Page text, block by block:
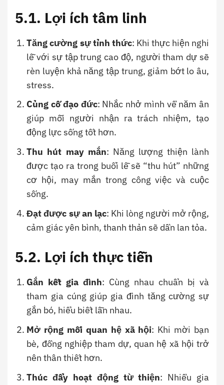
5.1. Lợi ích tâm linh
Tăng cường sự tỉnh thức: Khi thực hiện nghi
lễ với sự tập trung cao độ, người tham dự sẽ
rèn luyện khả năng tập trung, giảm bớt lo âu,
stress.
Củng cố đạo đức: Nhắc nhở mình về năm ân
giúp mỗi người nhận ra trách nhiệm, tạo
động lực sống tốt hơn.
Thu hút may mắn: Năng lượng thiện lành
được tạo ra trong buổi lễ sẽ “thu hút” những
cơ hội, may mắn trong công việc và cuộc
sống.
Đạt được sự an lạc: Khi lòng người mở rộng,
cảm giác yên bình, thanh thản sẽ dần lan tỏa.
5.2. Lợi ích thực tiễn
Gắn kết gia đình: Cùng nhau chuẩn bị và
tham gia cúng giúp gia đình tăng cường sự
gắn bó, hiểu biết lẫn nhau.
Mở rộng mối quan hệ xã hội: Khi mời bạn
bè, đồng nghiệp tham dự, quan hệ xã hội trở
nên thân thiết hơn.
Thúc đẩy hoạt động từ thiện: Nhiều gia